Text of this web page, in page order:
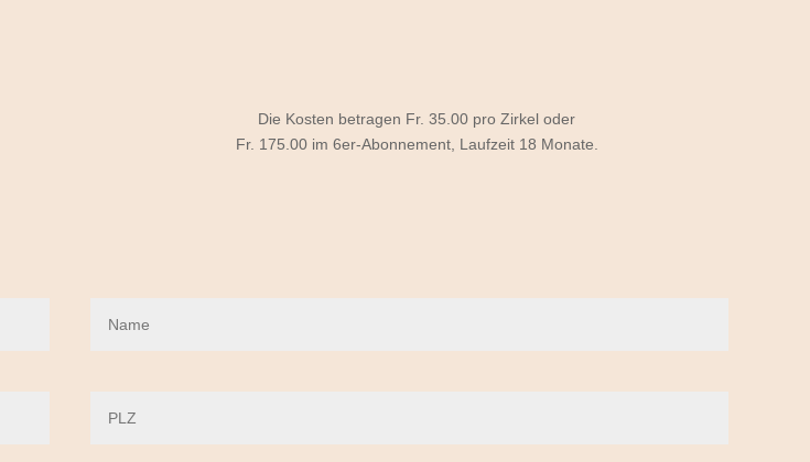
Die Kosten betragen Fr. 35.00 pro Zirkel oder
Fr. 175.00 im 6er-Abonnement, Laufzeit 18 Monate.